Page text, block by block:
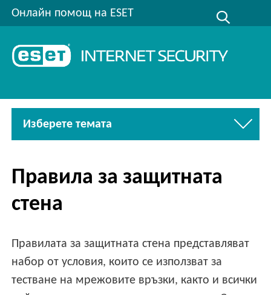
Онлайн помощ на ESET
Изберете темата
Правила за защитната
стена
Правилата за защитната стена представляват
набор от условия, които се използват за
тестване на мрежовите връзки, както и всички